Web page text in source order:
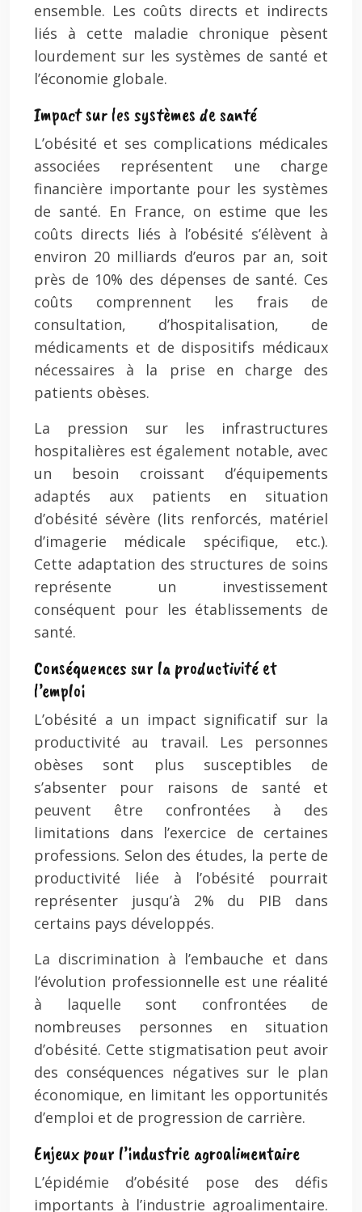
ensemble. Les coûts directs et indirects
liés à cette maladie chronique pèsent
lourdement sur les systèmes de santé et
l’économie globale.
Impact sur les systèmes de santé
L’obésité et ses complications médicales
associées représentent une charge
financière importante pour les systèmes
de santé. En France, on estime que les
coûts directs liés à l’obésité s’élèvent à
environ 20 milliards d’euros par an, soit
près de 10% des dépenses de santé. Ces
coûts comprennent les frais de
consultation, d’hospitalisation, de
médicaments et de dispositifs médicaux
nécessaires à la prise en charge des
patients obèses.
La pression sur les infrastructures
hospitalières est également notable, avec
un besoin croissant d’équipements
adaptés aux patients en situation
d’obésité sévère (lits renforcés, matériel
d’imagerie médicale spécifique, etc.).
Cette adaptation des structures de soins
représente un investissement
conséquent pour les établissements de
santé.
Conséquences sur la productivité et
l’emploi
L’obésité a un impact significatif sur la
productivité au travail. Les personnes
obèses sont plus susceptibles de
s’absenter pour raisons de santé et
peuvent être confrontées à des
limitations dans l’exercice de certaines
professions. Selon des études, la perte de
productivité liée à l’obésité pourrait
représenter jusqu’à 2% du PIB dans
certains pays développés.
La discrimination à l’embauche et dans
l’évolution professionnelle est une réalité
à laquelle sont confrontées de
nombreuses personnes en situation
d’obésité. Cette stigmatisation peut avoir
des conséquences négatives sur le plan
économique, en limitant les opportunités
d’emploi et de progression de carrière.
Enjeux pour l’industrie agroalimentaire
L’épidémie d’obésité pose des défis
importants à l’industrie agroalimentaire.